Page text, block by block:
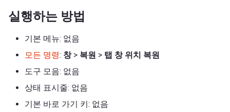
실행하는 방법
기본 메뉴: 없음
모든 명령: 창> 복원 > 탭 창 위치 복원
도구 모음: 없음
상태 표시줄: 없음
기본 바로 가기 키: 없음